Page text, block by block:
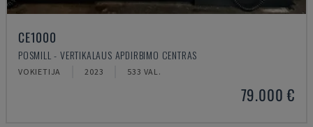
CE1000
POSMILL - VERTIKALAUS APDIRBIMO CENTRAS
VOKIETIJA 2023 533 VAL.
79.000 €